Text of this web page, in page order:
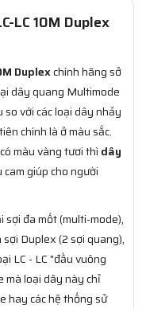
LC 10M Duplex
Duplexchính hãng sở
dây quang Multimode
với các loại dây nhảy
chính là ở màu sắc.
màu vàng tươi thì dây
cam giúp cho người
sợi đa mốt (multi-mode),
Duplex (2 sợi quang),
LC - LC "đầu vuông
mà loại dây này chỉ
hay các hệ thống sử